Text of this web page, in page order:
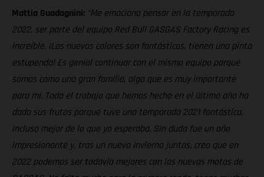
Mattia Guadagnini: “Me emociona pensar en la temporada
2022, ser parte del equipo Red Bull GASGAS Factory Racing es
increíble. ¡Los nuevos colores son fantásticos, tienen una pinta
estupenda! Es genial continuar con el mismo equipo porque
somos como una gran familia, algo que es muy importante
para mí. Todo el trabajo que hemos hecho en el último año ha
dado sus frutos porque tuve una temporada 2021 fantástica,
incluso mejor de lo que yo esperaba. Sin duda fue un año
impresionante y, tras un nuevo invierno juntos, creo que en
2022 podemos ser todavía mejores con las nuevas motos de